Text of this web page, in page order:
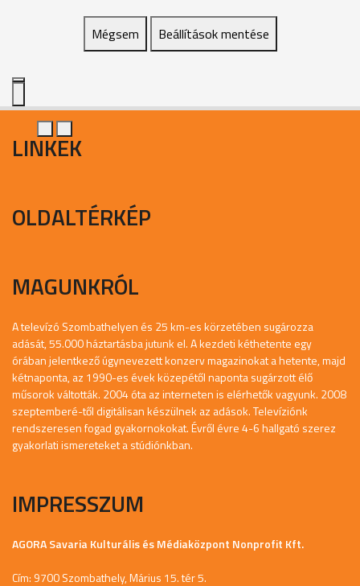
Mégsem Beállítások mentése
LINKEK
OLDALTÉRKÉP
MAGUNKRÓL
A televízó Szombathelyen és 25 km-es körzetében sugározza
adását, 55.000 háztartásba jutunk el. A kezdeti kéthetente egy
órában jelentkező úgynevezett konzerv magazinokat a hetente, majd
kétnaponta, az 1990-es évek közepétől naponta sugárzott élő
műsorok váltották. 2004 óta az interneten is elérhetők vagyunk. 2008
szeptemberé-től digitálisan készülnek az adások. Televíziónk
rendszeresen fogad gyakornokokat. Évről évre 4-6 hallgató szerez
gyakorlati ismereteket a stúdiónkban.
IMPRESSZUM
AGORA Savaria Kulturális és Médiaközpont Nonprofit Kft.
Cím: 9700 Szombathely, Márius 15. tér 5.